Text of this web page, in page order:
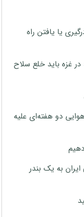
یا یافتن راه
غزه باید خلع سلاح
دو هفته‌ای علیه
ایران به یک بندر